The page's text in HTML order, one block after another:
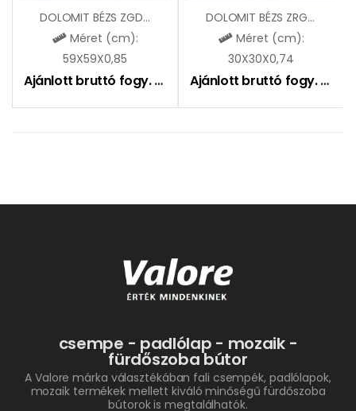
DOLOMIT BÉZS ZGD61001
Méret (cm):
59X59X0,85
Ajánlott bruttó fogy. ár: 6995Ft
DOLOMIT BÉZS ZRG32001
Méret (cm):
30X30X0,74
Ajánlott bruttó fogy. ár:
csempe - padlólap - mozaik -
fürdőszoba bútor
A Valore márka választékában fali csempék, padlólapok,
mozaik termékek mellett kiváló minőségű fürdőszoba
bútorok is megtalálhatók.